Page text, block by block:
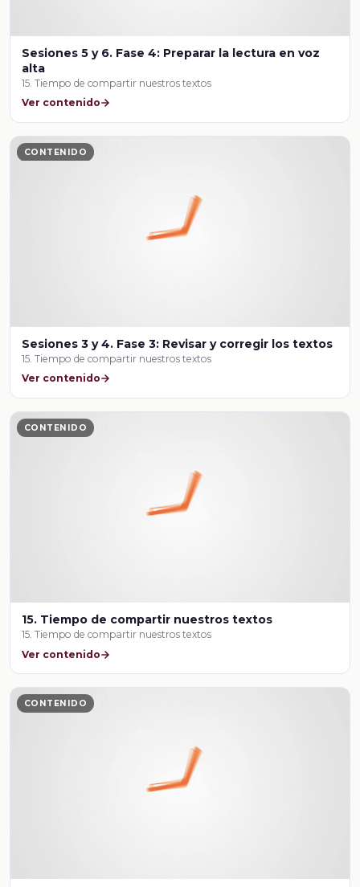
Sesiones 5 y 6. Fase 4: Preparar la lectura en voz
alta
15. Tiempo de compartir nuestros textos
Ver contenido
CONTENIDO
Sesiones 3 y 4. Fase 3: Revisar y corregir los textos
15. Tiempo de compartir nuestros textos
Ver contenido
CONTENIDO
15. Tiempo de compartir nuestros textos
15. Tiempo de compartir nuestros textos
Ver contenido
CONTENIDO